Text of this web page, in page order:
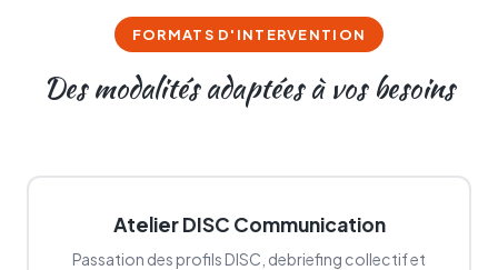
FORMATS D'INTERVENTION
Des modalités adaptées à vos besoins
Atelier DISC Communication
Passation des profils DISC, debriefing collectif et